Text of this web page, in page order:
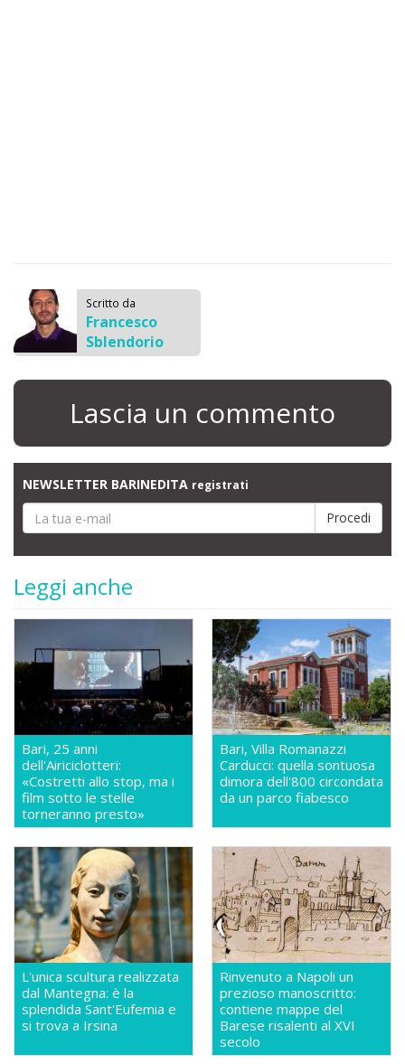
Scritto da
Francesco
Sblendorio
Lascia un commento
NEWSLETTER BARINEDITA registrati
Leggi anche
Bari, 25 anni
dell'Airiciclotteri:
«Costretti allo stop, ma i
film sotto le stelle
torneranno presto»
Bari, Villa Romanazzi
Carducci: quella sontuosa
dimora dell'800 circondata
da un parco fiabesco
L'unica scultura realizzata
dal Mantegna: è la
splendida Sant'Eufemia e
si trova a Irsina
Rinvenuto a Napoli un
prezioso manoscritto:
contiene mappe del
Barese risalenti al XVI
secolo